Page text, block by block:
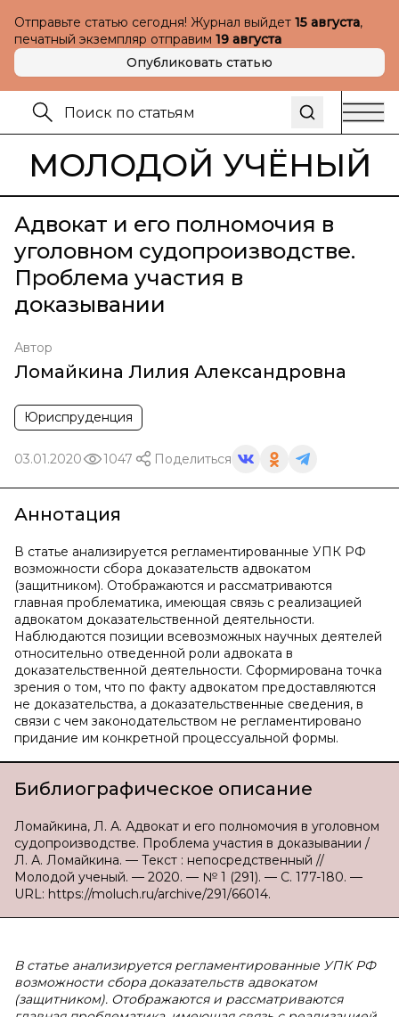
Отправьте статью сегодня! Журнал выйдет 15 августа,
печатный экземпляр отправим 19 августа
Опубликовать статью
МОЛОДОЙ УЧЁНЫЙ
Адвокат и его полномочия в
уголовном судопроизводстве.
Проблема участия в
доказывании
Автор
Ломайкина Лилия Александровна
Юриспруденция
03.01.2020 1047 Поделиться
Аннотация
В статье анализируется регламентированные УПК РФ
возможности сбора доказательств адвокатом
(защитником). Отображаются и рассматриваются
главная проблематика, имеющая связь с реализацией
адвокатом доказательственной деятельности.
Наблюдаются позиции всевозможных научных деятелей
относительно отведенной роли адвоката в
доказательственной деятельности. Сформирована точка
зрения о том, что по факту адвокатом предоставляются
не доказательства, а доказательственные сведения, в
связи с чем законодательством не регламентировано
придание им конкретной процессуальной формы.
Библиографическое описание
Ломайкина, Л. А. Адвокат и его полномочия в уголовном
судопроизводстве. Проблема участия в доказывании /
Л. А. Ломайкина. — Текст : непосредственный //
Молодой ученый. — 2020. — № 1 (291). — С. 177-180. —
URL: https://moluch.ru/archive/291/66014.
В статье анализируется регламентированные УПК РФ
возможности сбора доказательств адвокатом
(защитником). Отображаются и рассматриваются